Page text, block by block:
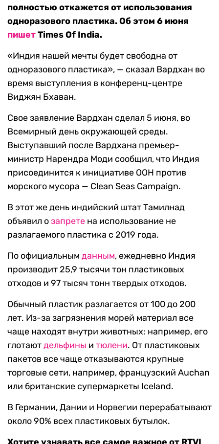
полностью откажется от использования
одноразового пластика. Об этом 6 июня
пишетTimes Of India.
«Индия нашей мечты будет свободна от
одноразового пластика», — сказал Вардхан во
время выступления в конференц-центре
Виджян Бхаван.
Свое заявление Вардхан сделал 5 июня, во
Всемирный день окружающей среды.
Выступавший после Вардхана премьер-
министр Нарендра Моди сообщил, что Индия
присоединится к инициативе ООН против
морского мусора — Clean Seas Campaign.
В этот же день индийский штат Тамилнад
объявил озапрете на использование не
разлагаемого пластика с 2019 года.
По официальным данным, ежедневно Индия
производит 25,9 тысячи тон пластиковых
отходов и 97 тысяч тонн твердых отходов.
Обычный пластик разлагается от 100 до 200
лет. Из-за загрязнения морей материал все
чаще находят внутри животных: например, его
глотаютдельфины и тюлени. От пластиковых
пакетов все чаще отказываются крупные
торговые сети, например, французский Auchan
или британские супермаркеты Iceland.
В Германии, Дании и Норвегии перерабатывают
около 90% всех пластиковых бутылок.